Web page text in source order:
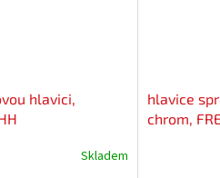
hlavici,
Skladem
hlavice
chrom,